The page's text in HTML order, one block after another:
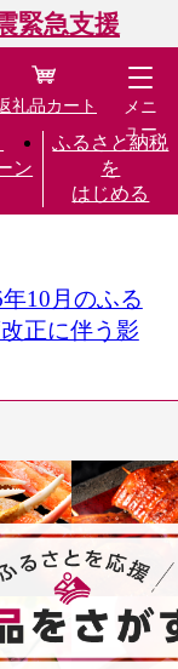
緊急支援
ン
ふるさと納税
を
はじめる
礼品カート
メニ
ュー
年10月のふる
正に伴う影